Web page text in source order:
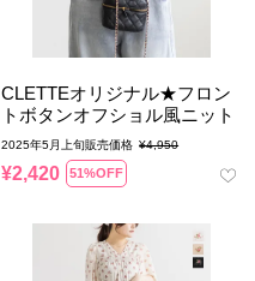
CLETTEオリジナル★フロン
トボタンオフショル風ニット
2025年5月上旬販売価格 ¥4,950
¥2,420 51%OFF